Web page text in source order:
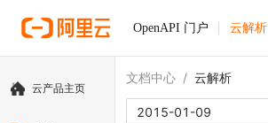
OpenAPI 门户 云解析
云产品主页
文档中心 / 云解析
2015-01-09